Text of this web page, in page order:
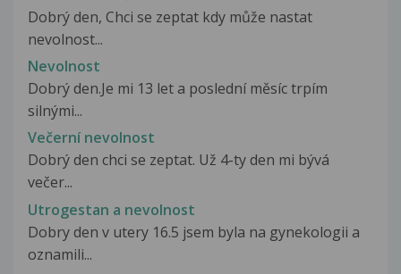
Dobrý den, Chci se zeptat kdy může nastat
nevolnost...
Nevolnost
Dobrý den.Je mi 13 let a poslední měsíc trpím
silnými...
Večerní nevolnost
Dobrý den chci se zeptat. Už 4-ty den mi bývá
večer...
Utrogestan a nevolnost
Dobry den v utery 16.5 jsem byla na gynekologii a
oznamili...